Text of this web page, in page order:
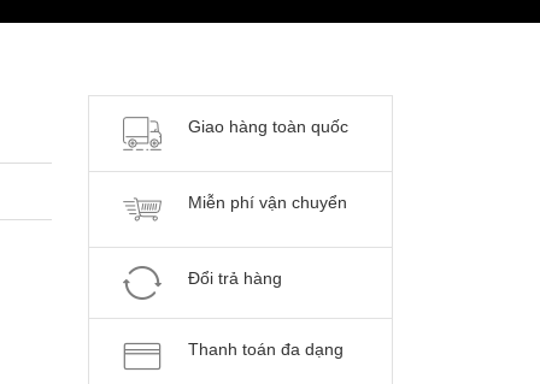
Giao hàng toàn quốc
Miễn phí vận chuyển
Đổi trả hàng
Thanh toán đa dạng